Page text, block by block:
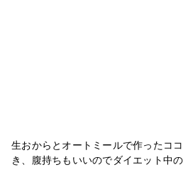
生おからとオートミールで作ったコ
き、腹持ちもいいのでダイエット中